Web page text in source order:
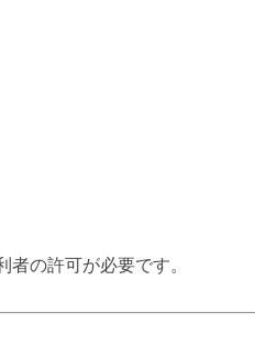
の許可が必要です。